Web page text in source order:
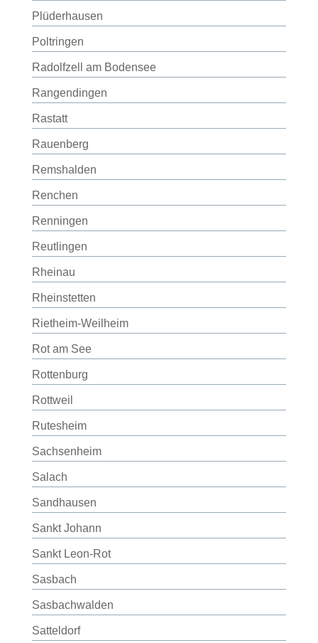
Plüderhausen
Poltringen
Radolfzell am Bodensee
Rangendingen
Rastatt
Rauenberg
Remshalden
Renchen
Renningen
Reutlingen
Rheinau
Rheinstetten
Rietheim-Weilheim
Rot am See
Rottenburg
Rottweil
Rutesheim
Sachsenheim
Salach
Sandhausen
Sankt Johann
Sankt Leon-Rot
Sasbach
Sasbachwalden
Satteldorf